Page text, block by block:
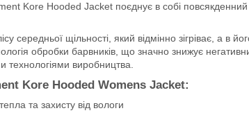
Kore Hooded Jacket поєднує в собі повсякденний
середньої щільності, який відмінно зігріває, а в
обробки барвників, що значно знижує
технологіями виробництва.
Kore Hooded Womens Jacket:
та захисту від вологи